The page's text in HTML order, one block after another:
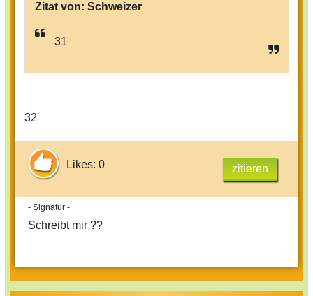
Zitat von: Schweizer
31
32
Likes: 0 zitieren
- Signatur -
Schreibt mir ??